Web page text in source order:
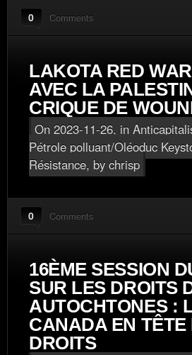
0 Comments
LAKOTA RED
AVEC LA
CRIQUE DE
On 2023-11-26, in
Pétrole polluant/Oléoduc
Résistance, by chrisp
0 Comments
16ÈME SESSION
SUR LES DROITS
AUTOCHTONES :
CANADA EN TÊTE
DROITS